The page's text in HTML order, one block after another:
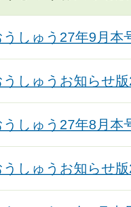
うしゅう27年9月本
うしゅうお知らせ
うしゅう27年8月本
うしゅうお知らせ